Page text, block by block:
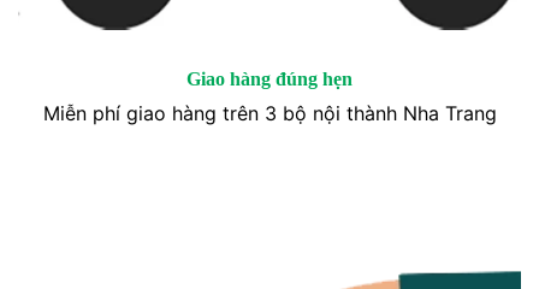
Giao hàng đúng hẹn
Miễn phí giao hàng trên 3 bộ nội thành Nha Trang